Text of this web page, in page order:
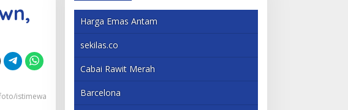
istimewa
Harga Emas Antam
sekilas.co
Cabai Rawit Merah
Barcelona